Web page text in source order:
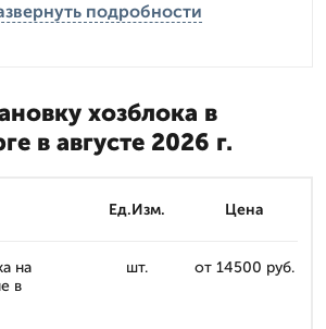
подробности
хозблока в
в августе 2026 г.
Ед.Изм. Цена
на
в
шт. от 14500 руб.